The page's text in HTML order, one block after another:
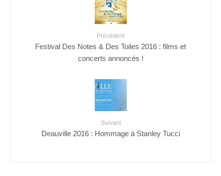
Précédent
Festival Des Notes & Des Toiles 2016 : films et
concerts annoncés !
Suivant
Deauville 2016 : Hommage à Stanley Tucci